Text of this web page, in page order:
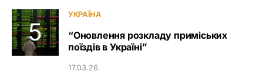
УКРАЇНА
“Оновлення розкладу приміських
поїздів в Україні”
17.03.26